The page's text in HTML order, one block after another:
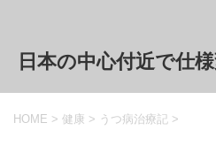
日本の中心付近で仕
HOME > 健康 > うつ病治療記 >